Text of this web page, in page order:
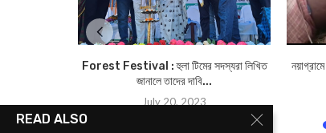
Forest Festival : হুলা টিমের সদস্যরা লিখিত
জানালে তাদের দাবি...
July 20, 2023
READ ALSO